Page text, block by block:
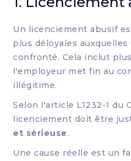
Un licenciement abusif
plus déloyales
confronté. Cela inclut
l'employeur met fin au
illégitime.
Selon l'article L1232-1 du
licenciement doit être
et sérieuse.
Une cause réelle est un